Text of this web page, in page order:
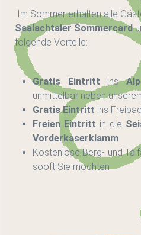
Im Sommer erhalten alle
Saalachtaler Sommercard
folgende Vorteile:
Gratis Eintritt ins
unmittelbar neben
Gratis Eintritt ins Freibad
Freien Eintritt in die
Vorderkaserklamm
Kostenlose Berg- und
sooft Sie möchten